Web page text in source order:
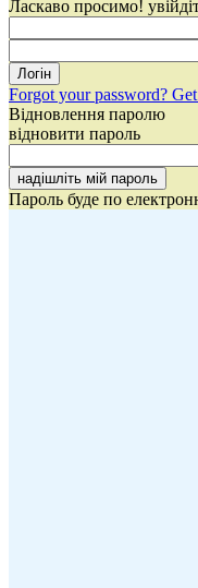
Ласкаво просимо!
Forgot your password?
Відновлення паролю
відновити пароль
Пароль буде по